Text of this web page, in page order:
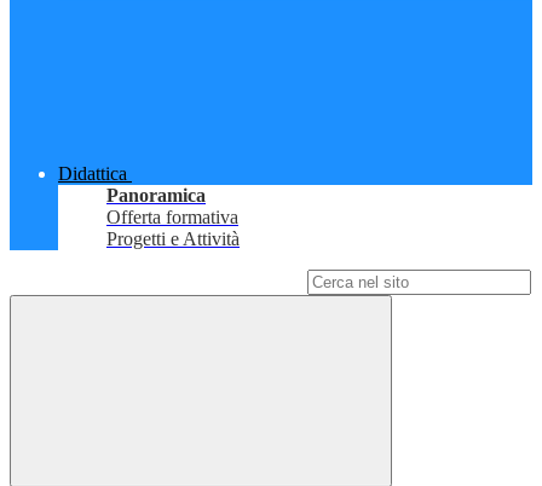
Didattica
Panoramica
Offerta formativa
Progetti e Attività